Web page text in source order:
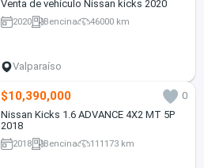
Venta de vehículo Nissan kicks 2020
2020 Bencina 46000 km
Valparaíso
$10,390,000
0
Nissan Kicks 1.6 ADVANCE 4X2 MT 5P
2018
2018 Bencina 111173 km